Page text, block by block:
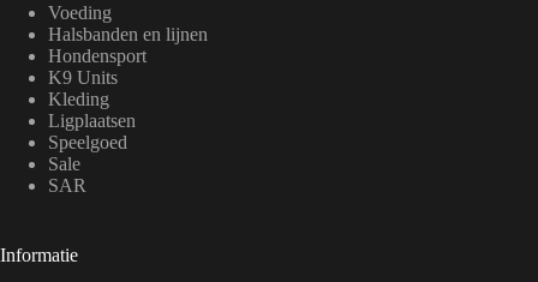
Voeding
Halsbanden en lijnen
Hondensport
K9 Units
Kleding
Ligplaatsen
Speelgoed
Sale
SAR
Informatie